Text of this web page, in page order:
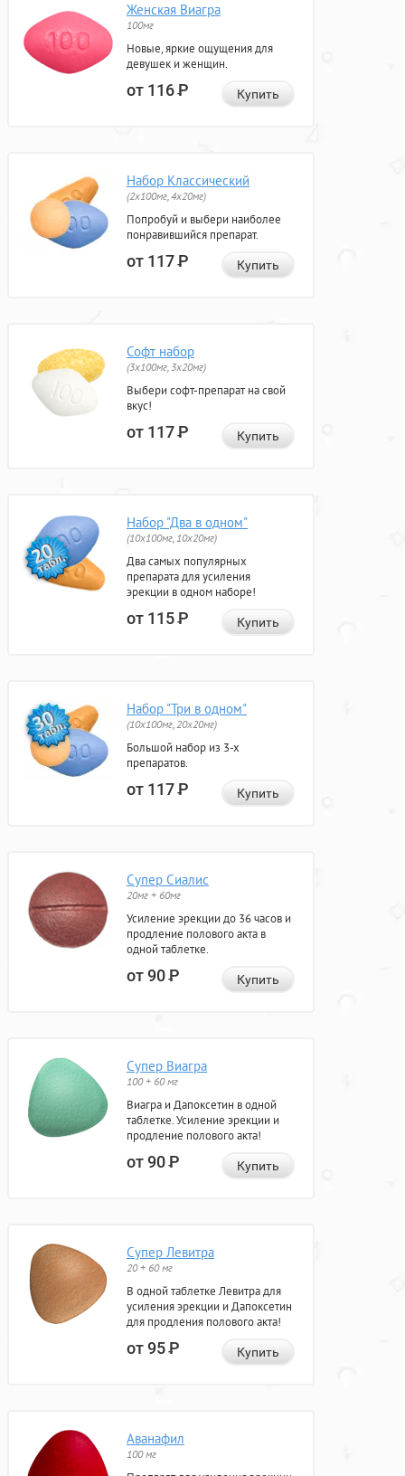
Женская Виагра
100мг
Новые, яркие ощущения для
девушек и женщин.
от 116Р Купить
Набор Классический
(2x100мг, 4x20мг)
Попробуй и выбери наиболее
понравившийся препарат.
от 117Р Купить
Софт набор
(3x100мг, 3x20мг)
Выбери софт-препарат на свой
вкус!
от 117Р Купить
Набор "Два в одном"
(10x100мг, 10x20мг)
Два самых популярных
препарата для усиления
эрекции в одном наборе!
от 115Р Купить
Набор "Три в одном"
(10x100мг, 20x20мг)
Большой набор из 3-х
препаратов.
от 117Р Купить
Супер Сиалис
20мг + 60мг
Усиление эрекции до 36 часов и
продление полового акта в
одной таблетке.
от 90Р Купить
Супер Виагра
100 + 60 мг
Виагра и Дапоксетин в одной
таблетке. Усиление эрекции и
продление полового акта!
от 90Р Купить
Супер Левитра
20 + 60 мг
В одной таблетке Левитра для
усиления эрекции и Дапоксетин
для продления полового акта!
от 95Р Купить
Аванафил
100 мг